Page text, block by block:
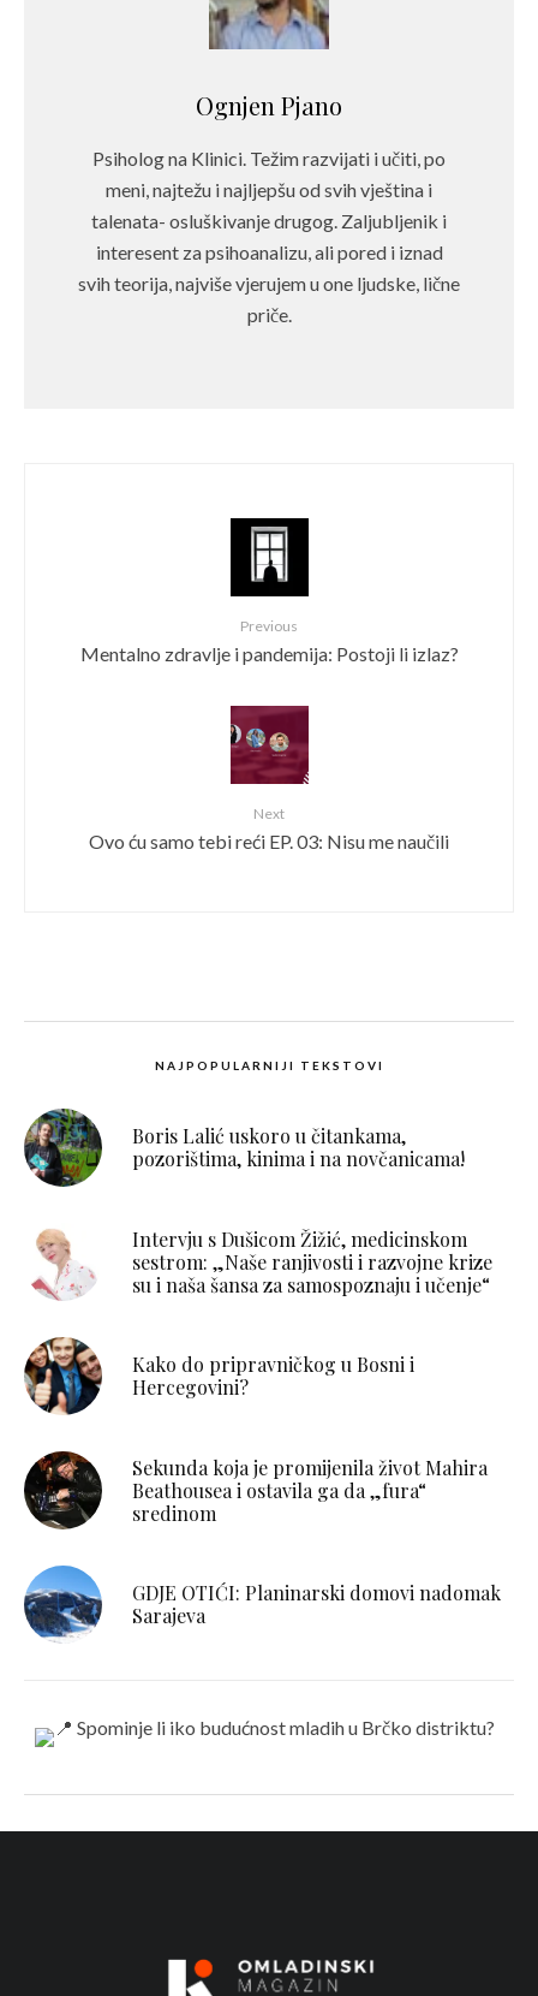
Ognjen Pjano
Psiholog na Klinici. Težim razvijati i učiti, po
meni, najtežu i najljepšu od svih vještina i
talenata- osluškivanje drugog. Zaljubljenik i
interesent za psihoanalizu, ali pored i iznad
svih teorija, najviše vjerujem u one ljudske, lične
priče.
Previous
Mentalno zdravlje i pandemija: Postoji li izlaz?
Next
Ovo ću samo tebi reći EP. 03: Nisu me naučili
NAJPOPULARNIJI TEKSTOVI
Boris Lalić uskoro u čitankama,
pozorištima, kinima i na novčanicama!
Intervju s Dušicom Žižić, medicinskom
sestrom: „Naše ranjivosti i razvojne krize
su i naša šansa za samospoznaju i učenje“
Kako do pripravničkog u Bosni i
Hercegovini?
Sekunda koja je promijenila život Mahira
Beathousea i ostavila ga da „fura“
sredinom
GDJE OTIĆI: Planinarski domovi nadomak
Sarajeva